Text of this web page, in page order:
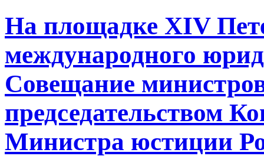
На площадке XIV
международного
Совещание
председательством
Министра юстиции